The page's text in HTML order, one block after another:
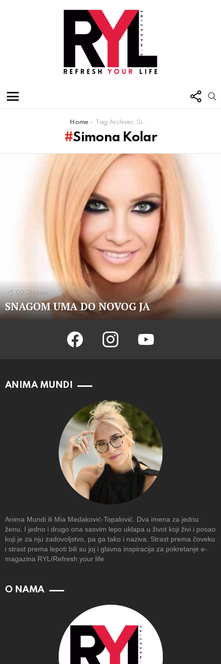
US
Home Tag Archives: Simona Kolar
Simona Kolar
60 Shares
SNAGOM UMA DO NOVOG JA
facebook instagram youtube
ANIMA MUNDI
Anima Mundi ili Mia Medaković-Topalović. Dva imena za jednu
ženu. I jedno i drugo ona sasvim lepo uklapa u život koji živi i posao
koji je za nju zadovoljstvo, pa ga tako i naziva. Strast prema čoveku
i strast prema lepoti bili su joj i glavna inspiracija za pokretanje e-
magazina RYL/Refresh your life
O NAMA